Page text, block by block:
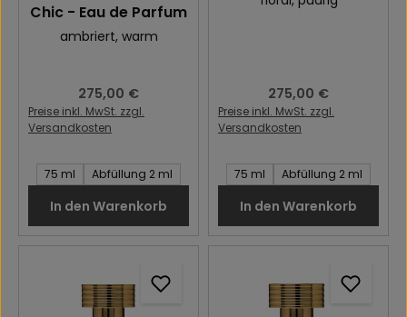
Chic - Eau de Parfum
ambriert, warm
Regulärer Preis:
275,00 €
Preise inkl. MwSt. zzgl.
Versandkosten
Inhalt des Artikel:
75 ml Abfüllung 2 ml
In den Warenkorb
Regulärer Preis:
275,00 €
Preise inkl. MwSt. zzgl.
Versandkosten
Inhalt des Artikel:
75 ml Abfüllung 2 ml
In den Warenkorb